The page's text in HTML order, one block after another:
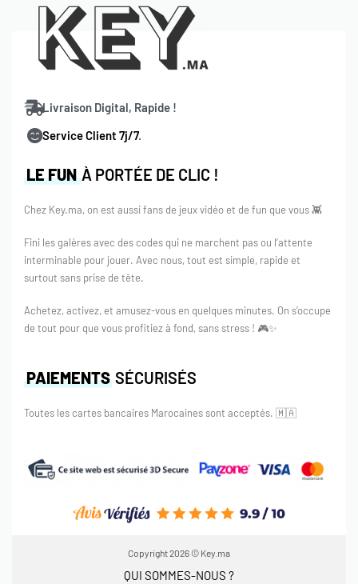
LE FUNÀ PORTÉE DE CLIC !
Chez Key.ma, on est aussi fans de jeux vidéo et de fun que vous 👾
Fini les galères avec des codes qui ne marchent pas ou l’attente
interminable pour jouer. Avec nous, tout est simple, rapide et
surtout sans prise de tête.
Achetez, activez, et amusez-vous en quelques minutes. On s’occupe
de tout pour que vous profitiez à fond, sans stress ! 🎮✨
Livraison Digital, Rapide !
Service Client 7j/7.
PAIEMENTS SÉCURISÉS
Toutes les cartes bancaires Marocaines sont acceptés. 🇲🇦
Copyright 2026 © Key.ma
QUI SOMMES-NOUS ?